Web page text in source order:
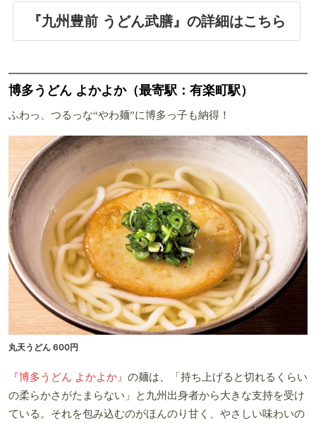
『九州豊前 うどん武膳』の詳細はこちら
博多うどん よかよか（最寄駅：有楽町駅）
ふわっ、つるっな“やわ麺”に博多っ子も納得！
丸天うどん 600円
『博多うどん よかよか』 の麺は、「持ち上げると切れるくらい
の柔らかさがたまらない」と九州出身者から大きな支持を受け
ている。それを包み込むのがほんのり甘く、やさしい味わいの